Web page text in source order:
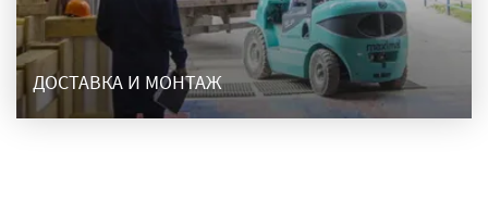
ДОСТАВКА И МОНТАЖ